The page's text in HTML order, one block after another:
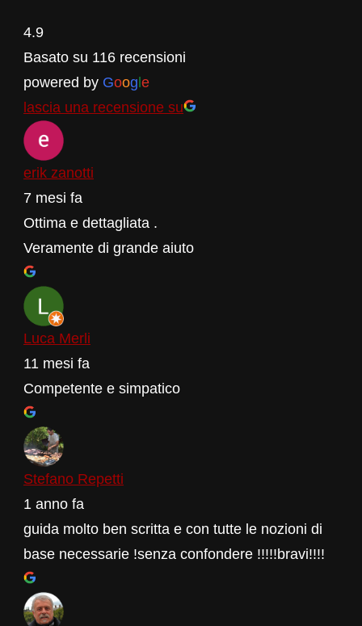
4.9
Basato su 116 recensioni
powered by Google
lascia una recensione su
erik zanotti
7 mesi fa
Ottima e dettagliata .
Veramente di grande aiuto
Luca Merli
11 mesi fa
Competente e simpatico
Stefano Repetti
1 anno fa
guida molto ben scritta e con tutte le nozioni di
base necessarie !senza confondere !!!!!bravi!!!!